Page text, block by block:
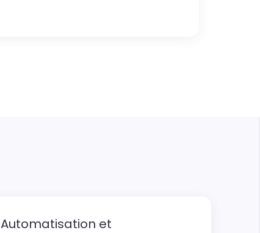
Automatisation et